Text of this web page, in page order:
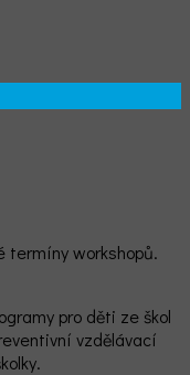
termíny workshopů.
pro děti ze škol
vzdělávací